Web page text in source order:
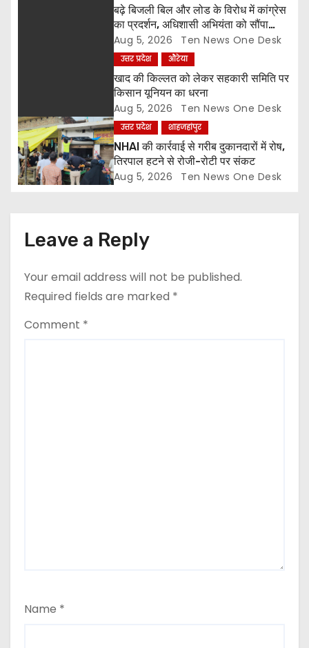
बढ़े बिजली बिल और लोड के विरोध में कांग्रेस
का प्रदर्शन, अधिशासी अभियंता को सौंपा
ज्ञापन
Aug 5, 2026 Ten News One Desk
उत्तर प्रदेश औरेया
खाद की किल्लत को लेकर सहकारी समिति पर
किसान यूनियन का धरना
Aug 5, 2026 Ten News One Desk
उत्तर प्रदेश शाहजहांपुर
NHAI की कार्रवाई से गरीब दुकानदारों में रोष,
तिरपाल हटने से रोजी-रोटी पर संकट
Aug 5, 2026 Ten News One Desk
Leave a Reply
Your email address will not be published.
Required fields are marked *
Comment *
Name *